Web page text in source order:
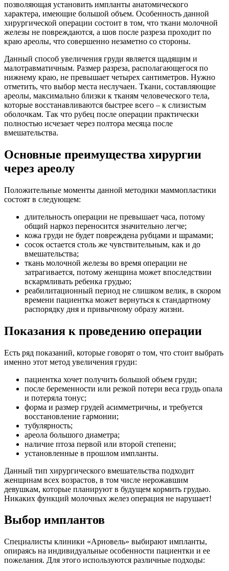
позволяющая установить импланты анатомического
характера, имеющие большой объем. Особенность данной
хирургической операции состоит в том, что ткани молочной
железы не повреждаются, а шов после разреза проходит по
краю ареолы, что совершенно незаметно со стороны.
Данный способ увеличения груди является щадящим и
малотравматичным. Размер разреза, располагающегося по
нижнему краю, не превышает четырех сантиметров. Нужно
отметить, что выбор места неслучаен. Ткани, составляющие
ареолы, максимально близки к тканям человеческого тела,
которые восстанавливаются быстрее всего – к слизистым
оболочкам. Так что рубец после операции практически
полностью исчезает через полтора месяца после
вмешательства.
Основные преимущества хирургии
через ареолу
Положительные моменты данной методики маммопластики
состоят в следующем:
длительность операции не превышает часа, потому
общий наркоз переносится значительно легче;
кожа груди не будет повреждена рубцами и шрамами;
сосок остается столь же чувствительным, как и до
вмешательства;
ткань молочной железы во время операции не
затрагивается, потому женщина может впоследствии
вскармливать ребенка грудью;
реабилитационный период не слишком велик, в скором
времени пациентка может вернуться к стандартному
распорядку дня и привычному образу жизни.
Показания к проведению операции
Есть ряд показаний, которые говорят о том, что стоит выбрать
именно этот метод увеличения груди:
пациентка хочет получить большой объем груди;
после беременности или резкой потери веса грудь опала
и потеряла тонус;
форма и размер грудей асимметричны, и требуется
восстановление гармонии;
тубулярность;
ареола большого диаметра;
наличие птоза первой или второй степени;
установленные в прошлом импланты.
Данный тип хирургического вмешательства подходит
женщинам всех возрастов, в том числе нерожавшим
девушкам, которые планируют в будущем кормить грудью.
Никаких функций молочных желез операция не нарушает!
Выбор имплантов
Специалисты клиники «Арновель» выбирают импланты,
опираясь на индивидуальные особенности пациентки и ее
пожелания. Для этого используются различные подходы: